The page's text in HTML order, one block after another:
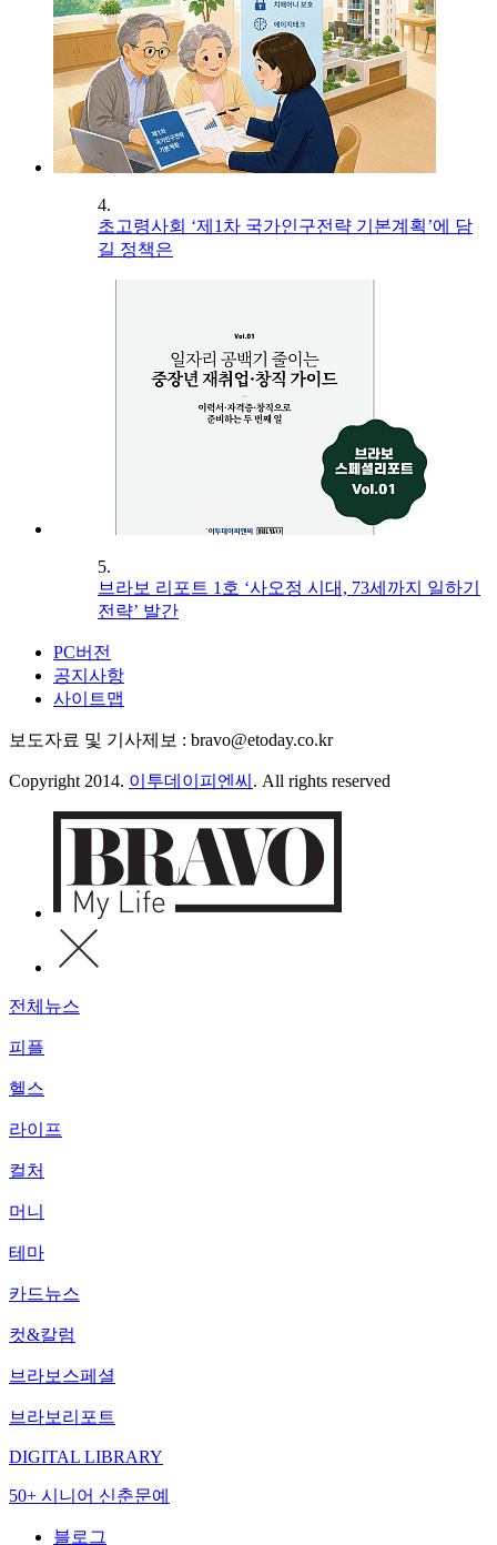
4.
초고령사회 ‘제1차 국가인구전략 기본계획’에 담
길 정책은
5.
브라보 리포트 1호 ‘사오정 시대, 73세까지 일하기
전략’ 발간
PC버전
공지사항
사이트맵
보도자료 및 기사제보 : bravo@etoday.co.kr
Copyright 2014. 이투데이피엔씨 . All rights reserved
전체뉴스
피플
헬스
라이프
컬처
머니
테마
카드뉴스
컷&칼럼
브라보스페셜
브라보리포트
DIGITAL LIBRARY
50+ 시니어 신춘문예
블로그